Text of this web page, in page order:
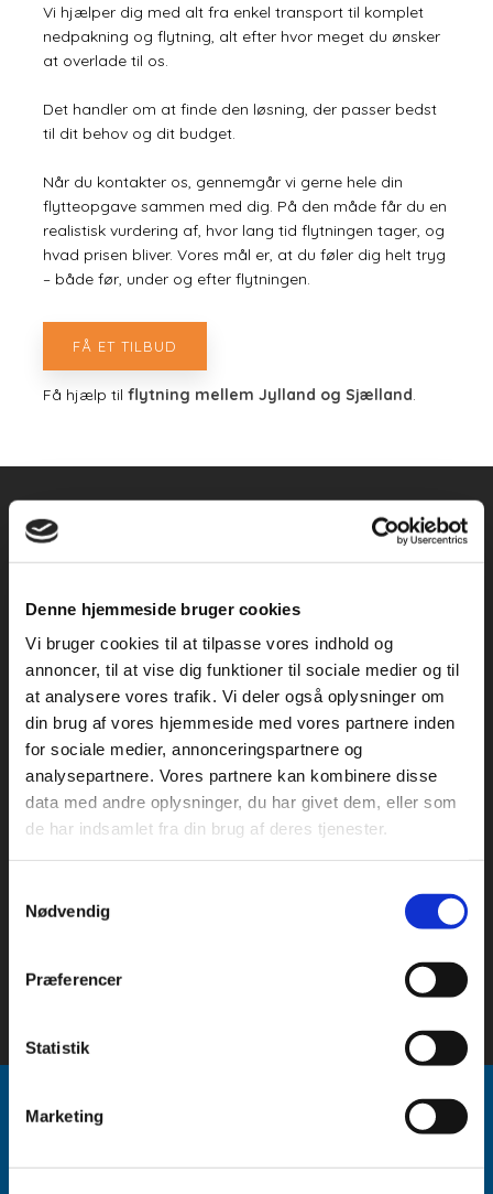
Denne hjemmeside bruger cookies
Vi bruger cookies til at tilpasse vores indhold og
annoncer, til at vise dig funktioner til sociale medier og til
at analysere vores trafik. Vi deler også oplysninger om
din brug af vores hjemmeside med vores partnere inden
for sociale medier, annonceringspartnere og
analysepartnere. Vores partnere kan kombinere disse
data med andre oplysninger, du har givet dem, eller som
de har indsamlet fra din brug af deres tjenester.
Nødvendig
Præferencer
Statistik
Marketing
Vi hjælper dig med alt fra enkel transport til komplet
nedpakning og flytning, alt efter hvor meget du ønsker
at overlade til os.
Det handler om at finde den løsning, der passer bedst
til dit behov og dit budget.
Når du kontakter os, gennemgår vi gerne hele din
flytteopgave sammen med dig. På den måde får du en
realistisk vurdering af, hvor lang tid flytningen tager, og
hvad prisen bliver. Vores mål er, at du føler dig helt tryg
– både før, under og efter flytningen.
FÅ ET TILBUD
Få hjælp tilflytning mellem Jylland og Sjælland.
Prisen afhænger af opgavens størrelse, afstand og hvor
meget hjælp du ønsker. Vi giver gerne et gratis og
uforpligtende tilbud.
Tilbyder I privatflytning i Ikast?
Ja, vi hjælper private med flytning i Ikast og nærområdet.
​
Kan jeg få en flyttemand til tunge ting?
Ja, vores flyttefolk kan hjælpe med tunge møbler, hårde
Kontakt dit flyttefirma i Ikast